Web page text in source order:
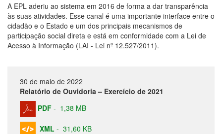
A EPL aderiu ao sistema em 2016 de forma a dar transparência
às suas atividades. Esse canal é uma importante interface entre o
cidadão e o Estado e um dos principais mecanismos de
participação social direta e está em conformidade com a Lei de
Acesso à Informação (LAI - Lei nº 12.527/2011).
30 de maio de 2022
Relatório de Ouvidoria – Exercício de 2021
PDF - 1,38 MB
XML - 31,60 KB